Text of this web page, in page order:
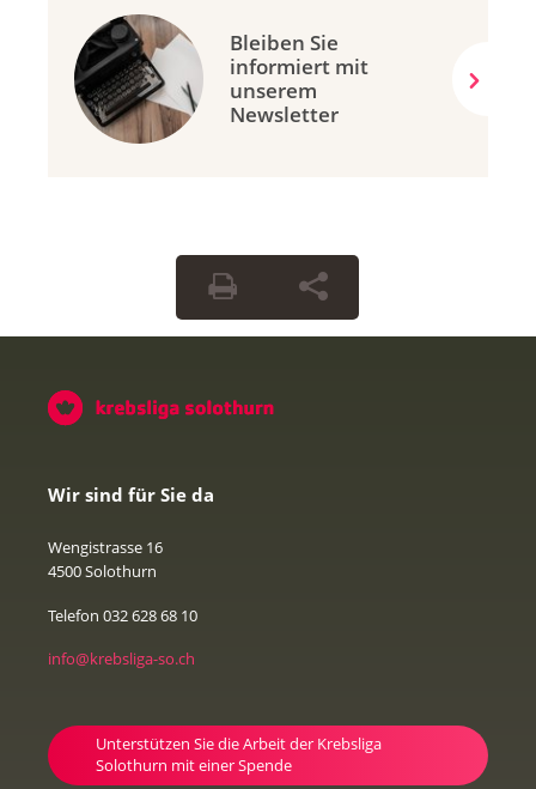
Bleiben Sie
informiert mit
unserem
Newsletter
Wir sind für Sie da
Wengistrasse 16
4500 Solothurn
Telefon 032 628 68 10
info@krebsliga-so.ch
Unterstützen Sie die Arbeit der Krebsliga
Solothurn mit einer Spende